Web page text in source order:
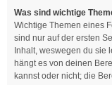
Was sind wichtige
Wichtige Themen eines
sind nur auf der ersten
Inhalt, weswegen du sie
hängt es von deinen
kannst oder nicht; die